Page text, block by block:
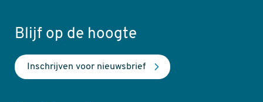
Blijf op de hoogte
Inschrijven voor nieuwsbrief